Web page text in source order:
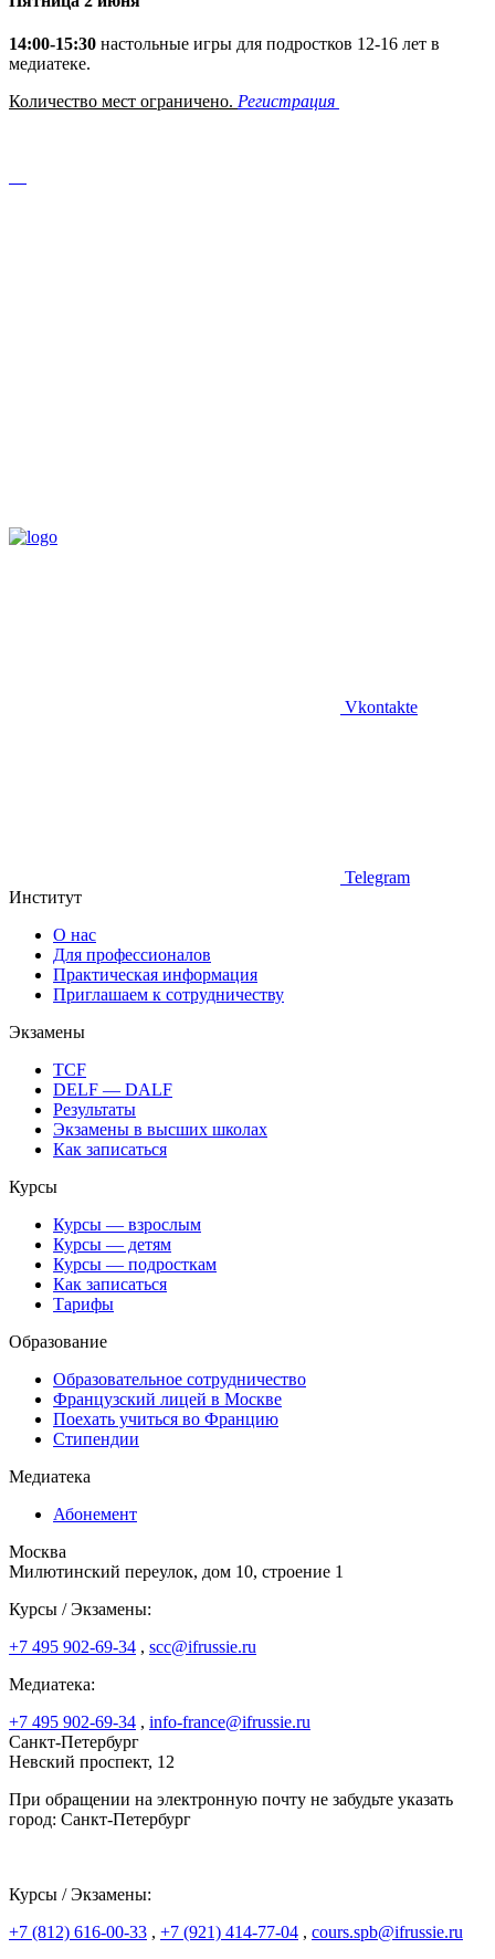
14:00-15:30 настольные игры для подростков 12-16 лет в
медиатеке.
Количество мест ограничено. Регистрация
Vkontakte
Telegram
Институт
О нас
Для профессионалов
Практическая информация
Приглашаем к сотрудничеству
Экзамены
TCF
DELF — DALF
Результаты
Экзамены в высших школах
Как записаться
Курсы
Курсы — взрослым
Курсы — детям
Курсы — подросткам
Как записаться
Тарифы
Образование
Образовательное сотрудничество
Французский лицей в Москве
Поехать учиться во Францию
Стипендии
Медиатека
Абонемент
Москва
Милютинский переулок, дом 10, строение 1
Курсы / Экзамены:
+7 495 902-69-34 , scc@ifrussie.ru
Медиатека:
+7 495 902-69-34 , info-france@ifrussie.ru
Санкт-Петербург
Невский проспект, 12
При обращении на электронную почту не забудьте указать
город: Санкт-Петербург
Курсы / Экзамены:
+7 (812) 616-00-33 , +7 (921) 414-77-04 , cours.spb@ifrussie.ru